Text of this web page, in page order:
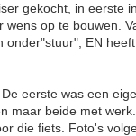
gekocht, in eerste
wens op te bouwen.
EN
eerste was een
maar beide met
die fiets. Foto's